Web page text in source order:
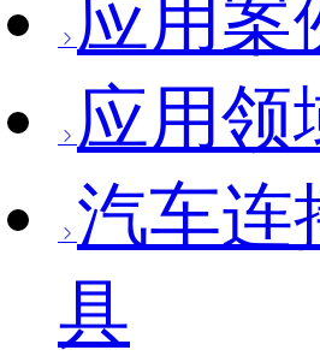
应用案
应用领
汽车连
具